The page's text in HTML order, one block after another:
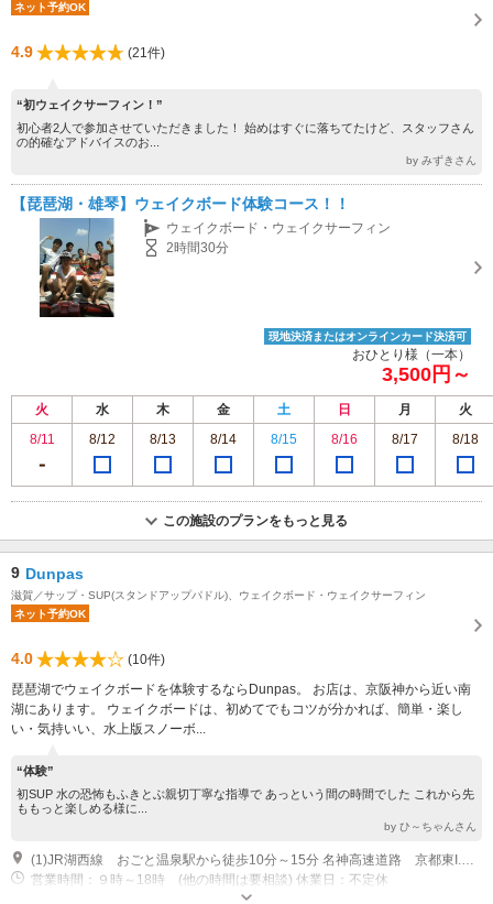
ネット予約OK
4.9 (21件)
“初ウェイクサーフィン！”
初心者2人で参加させていただきました！ 始めはすぐに落ちてたけど、スタッフさん
の的確なアドバイスのお...
by みずきさん
【琵琶湖・雄琴】ウェイクボード体験コース！！
ウェイクボード・ウェイクサーフィン
2時間30分
現地決済またはオンラインカード決済可
おひとり様（一本）
3,500円～
火 水 木 金 土 日 月
火
8/11
8/12 8/13 8/14 8/15 8/16 8/17 8/18
この施設のプランをもっと見る
9 Dunpas
滋賀／サップ・SUP(スタンドアップパドル)、ウェイクボード・ウェイクサーフィン
ネット予約OK
4.0
(10件)
琵琶湖でウェイクボードを体験するならDunpas。 お店は、京阪神から近い南
湖にあります。 ウェイクボードは、初めてでもコツが分かれば、簡単・楽し
い・気持いい、水上版スノーボ...
“体験”
初SUP 水の恐怖もふきとぶ親切丁寧な指導で あっという間の時間でした これから先
ももっと楽しめる様に...
by ひ～ちゃんさん
(1)JR湖西線 おごと温泉駅から徒歩10分～15分 名神高速道路 京都東I.Cから車約15分 大津I.Cから車約20分 栗東I.Cから車約30分
営業時間：９時～18時 (他の時間は要相談) 休業日：不定休